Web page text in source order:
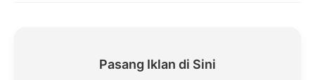
Pasang Iklan di Sini